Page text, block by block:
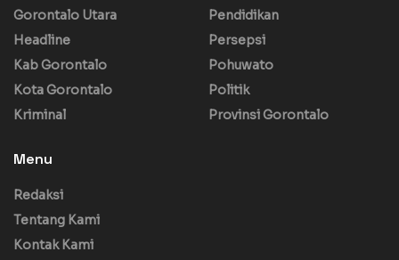
Gorontalo Utara
Headline
Kab Gorontalo
Kota Gorontalo
Kriminal
Pendidikan
Persepsi
Pohuwato
Politik
Provinsi Gorontalo
Menu
Redaksi
Tentang Kami
Kontak Kami